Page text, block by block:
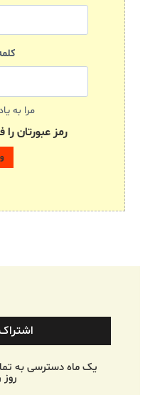
مرا به
رمز عبورتان
روز